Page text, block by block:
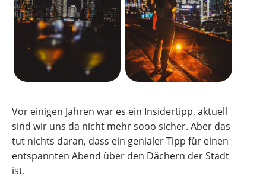
Vor einigen Jahren war es ein Insidertipp, aktuell
sind wir uns da nicht mehr sooo sicher. Aber das
tut nichts daran, dass ein genialer Tipp für einen
entspannten Abend über den Dächern der Stadt
ist.